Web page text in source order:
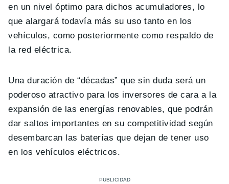
en un nivel óptimo para dichos acumuladores, lo
que alargará todavía más su uso tanto en los
vehículos, como posteriormente como respaldo de
la red eléctrica.
Una duración de “décadas” que sin duda será un
poderoso atractivo para los inversores de cara a la
expansión de las energías renovables, que podrán
dar saltos importantes en su competitividad según
desembarcan las baterías que dejan de tener uso
en los vehículos eléctricos.